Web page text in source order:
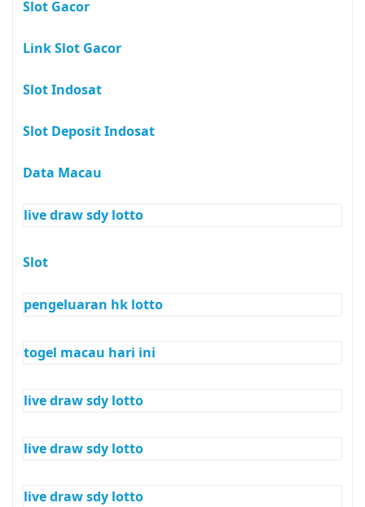
Slot Gacor
Link Slot Gacor
Slot Indosat
Slot Deposit Indosat
Data Macau
live draw sdy lotto
Slot
pengeluaran hk lotto
togel macau hari ini
live draw sdy lotto
live draw sdy lotto
live draw sdy lotto